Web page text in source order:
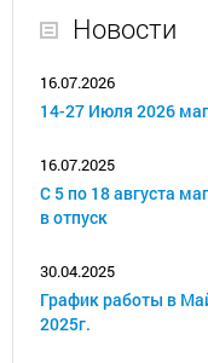
Новости
16.07.2026
14-27 Июля 2026
16.07.2025
С 5 по 18 августа
в отпуск
30.04.2025
График работы в
2025г.